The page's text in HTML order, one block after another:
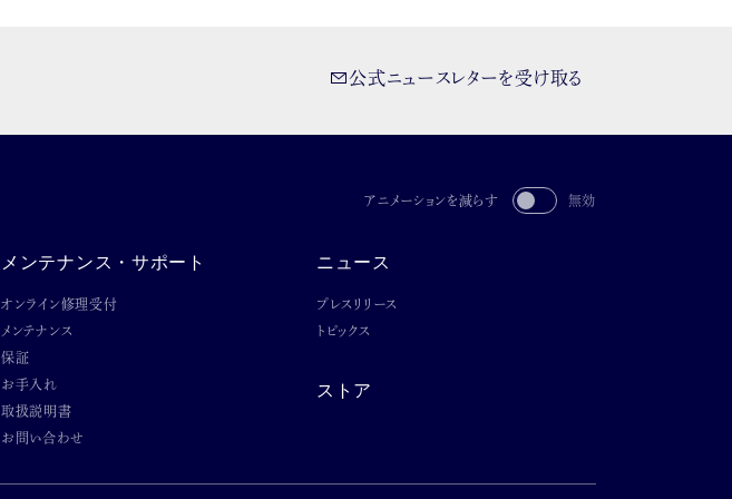
公式ニュースレターを受け取る
アニメーションを減らす 無効
メンテナンス・サポート
オンライン修理受付
メンテナンス
保証
お手入れ
取扱説明書
お問い合わせ
ニュース
プレスリリース
トピックス
ストア